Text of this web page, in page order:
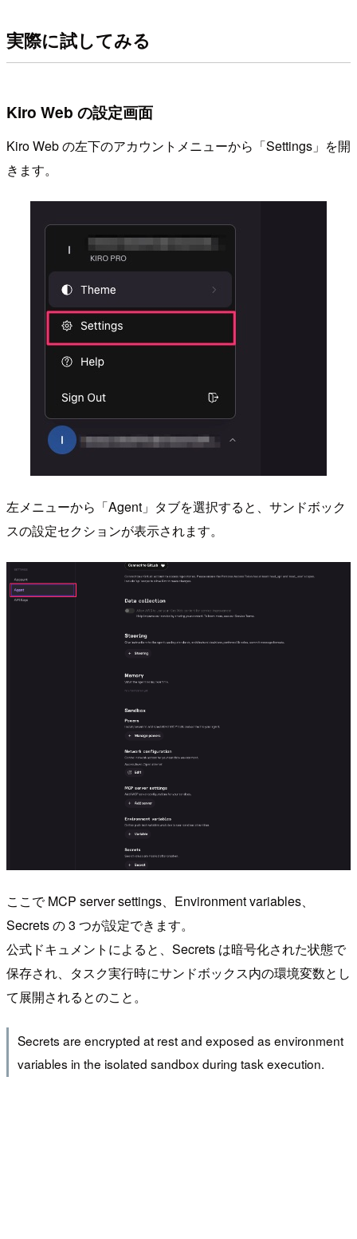
実際に試してみる
Kiro Web の設定画面
Kiro Web の左下のアカウントメニューから「Settings」を開
きます。
左メニューから「Agent」タブを選択すると、サンドボック
スの設定セクションが表示されます。
ここで MCP server settings、Environment variables、
Secrets の 3 つが設定できます。
公式ドキュメントによると、Secrets は暗号化された状態で
保存され、タスク実行時にサンドボックス内の環境変数とし
て展開されるとのこと。
Secrets are encrypted at rest and exposed as environment
variables in the isolated sandbox during task execution.